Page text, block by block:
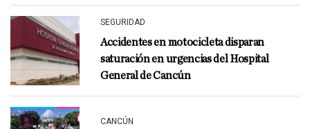
SEGURIDAD
Accidentes en motocicleta disparan
saturación en urgencias del Hospital
General de Cancún
CANCÚN